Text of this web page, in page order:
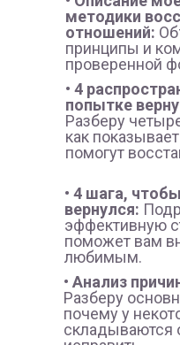
• 4
попытке
Разберу
как
помогут
• Анализ
Разберу
почему у
складываются
• 4 шага,
вернулся:
эффективную
поможет вам
любимым.
методики
отношений:
принципы и
проверенной